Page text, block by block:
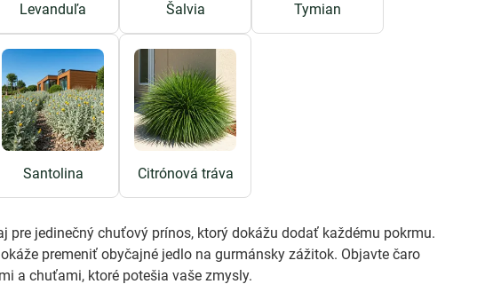
Levanduľa Šalvia Tymian
Santolina Citrónová tráva
pre jedinečný chuťový prínos, ktorý dokážu dodať každému pokrmu.
premeniť obyčajné jedlo na gurmánsky zážitok. Objavte čaro
a chuťami, ktoré potešia vaše zmysly.